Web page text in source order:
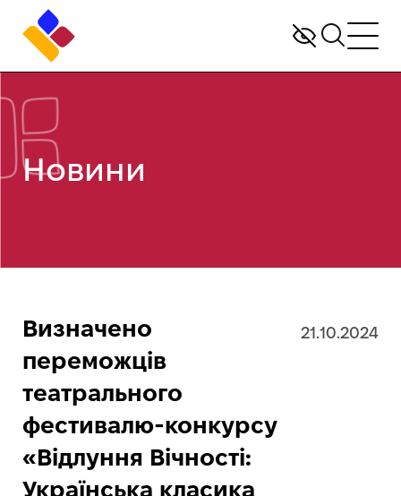
Новини
Визначено
переможців
театрального
фестивалю-конкурсу
«Відлуння Вічності:
Українська класика
21.10.2024